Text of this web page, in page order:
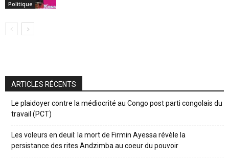
Politique
ARTICLES RÉCENTS
Le plaidoyer contre la médiocrité au Congo post parti congolais du
travail (PCT)
Les voleurs en deuil: la mort de Firmin Ayessa révèle la
persistance des rites Andzimba au coeur du pouvoir